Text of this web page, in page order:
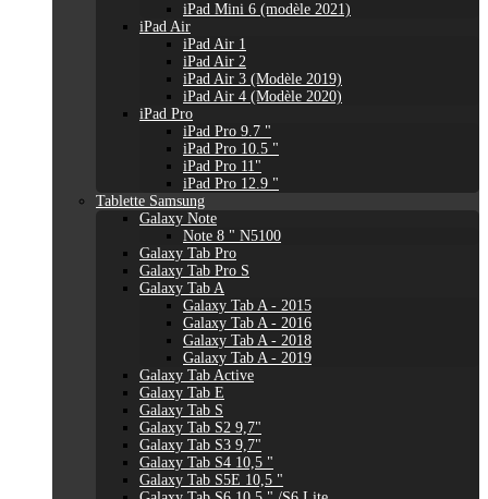
iPad Mini 6 (modèle 2021)
iPad Air
iPad Air 1
iPad Air 2
iPad Air 3 (Modèle 2019)
iPad Air 4 (Modèle 2020)
iPad Pro
iPad Pro 9.7 "
iPad Pro 10.5 "
iPad Pro 11"
iPad Pro 12.9 "
Tablette Samsung
Galaxy Note
Note 8 " N5100
Galaxy Tab Pro
Galaxy Tab Pro S
Galaxy Tab A
Galaxy Tab A - 2015
Galaxy Tab A - 2016
Galaxy Tab A - 2018
Galaxy Tab A - 2019
Galaxy Tab Active
Galaxy Tab E
Galaxy Tab S
Galaxy Tab S2 9,7"
Galaxy Tab S3 9,7"
Galaxy Tab S4 10,5 "
Galaxy Tab S5E 10,5 "